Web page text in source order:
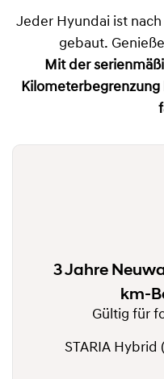
Jeder Hyundai ist
gebaut.
Mit der
Kilometerbegrenzung
3 Jahre
km-
Gültig für
STARIA Hybrid